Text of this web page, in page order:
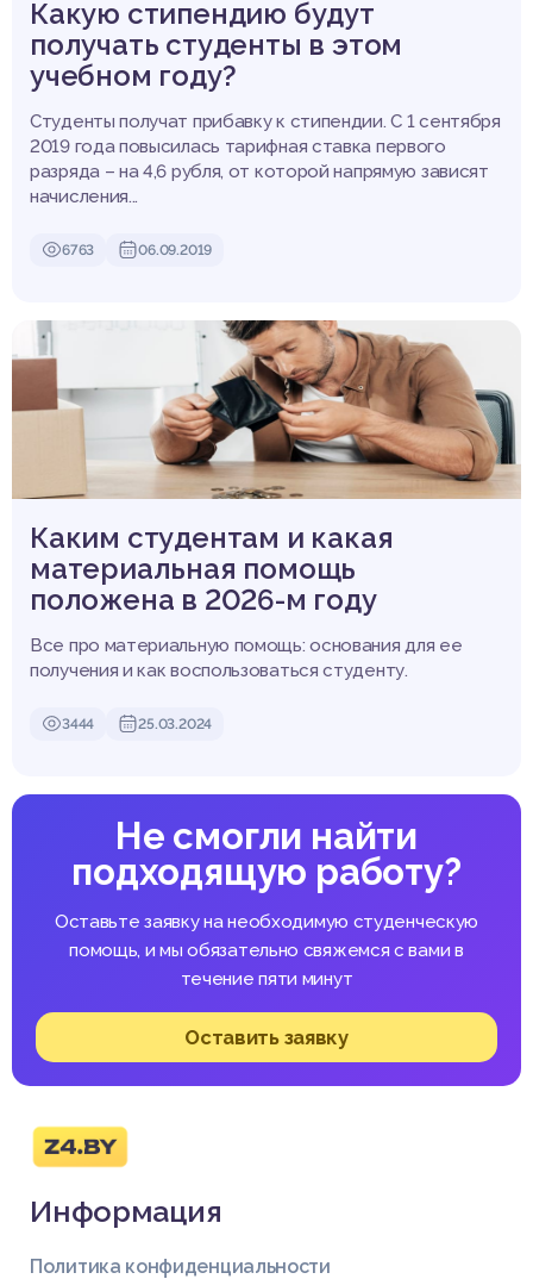
Какую стипендию будут
получать студенты в этом
учебном году?
Студенты получат прибавку к стипендии. С 1 сентября
2019 года повысилась тарифная ставка первого
разряда – на 4,6 рубля, от которой напрямую зависят
начисления...
6763 06.09.2019
Каким студентам и какая
материальная помощь
положена в 2026-м году
Все про материальную помощь: основания для ее
получения и как воспользоваться студенту.
3444 25.03.2024
Не смогли найти
подходящую работу?
Оставьте заявку на необходимую студенческую
помощь, и мы обязательно свяжемся с вами в
течение пяти минут
Оставить заявку
Информация
Политика конфиденциальности